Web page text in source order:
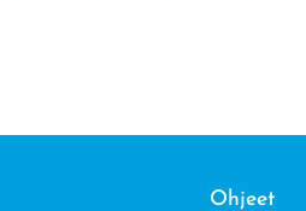
Ohjeet